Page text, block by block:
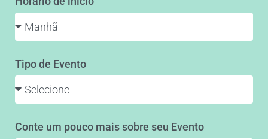
Tipo de Evento
Conte um pouco mais sobre seu Evento